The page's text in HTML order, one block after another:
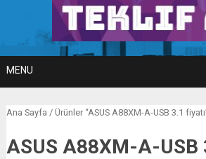
MENU
Ana Sayfa / Ürünler “ASUS A88XM-A-USB 3.1
ASUS A88XM-A-USB